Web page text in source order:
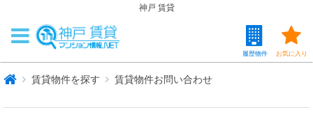
神戸 賃貸
お気に入り
履歴物件
賃貸物件を探す 賃貸物件お問い合わせ